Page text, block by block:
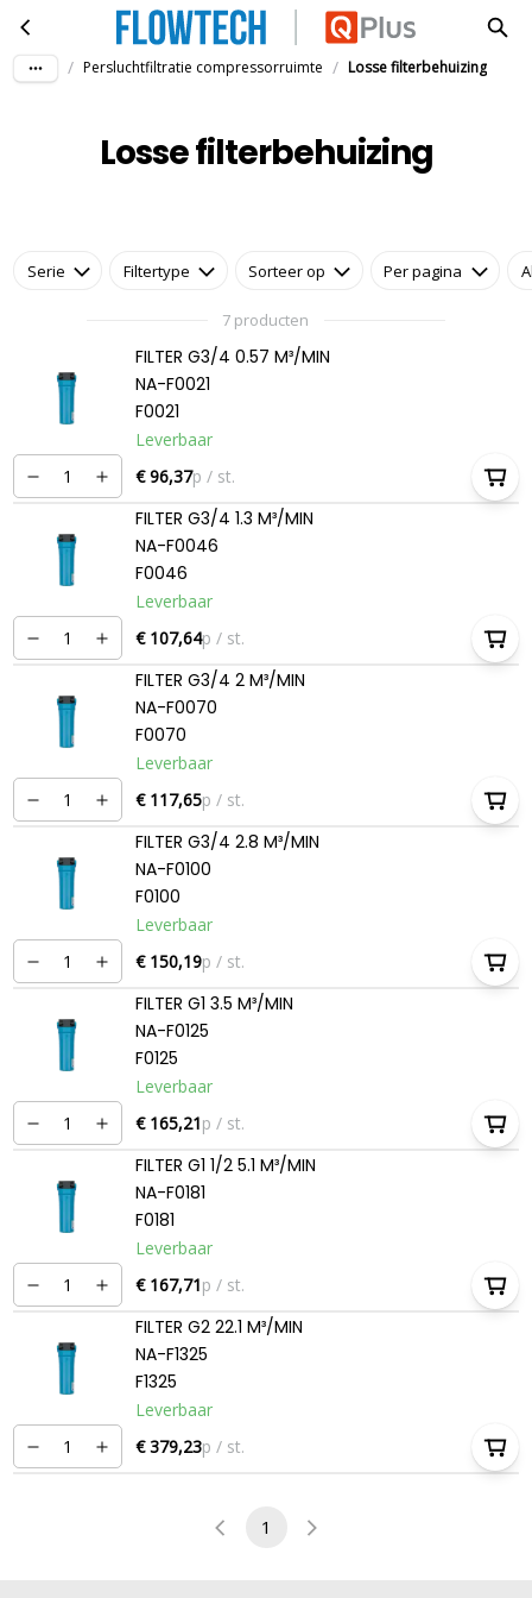
Ga naar hoofdinhoudLosse filterbehuizing
/ Persluchtfiltratie compressorruimte / Losse filterbehuizing
Losse filterbehuizing
Serie Filtertype Sorteer op Per pagina
7 producten
FILTER G3/4 0.57 M³/MIN
NA-F0021
F0021
Leverbaar
€ 96,37p / st.
FILTER G3/4 1.3 M³/MIN
NA-F0046
F0046
Leverbaar
€ 107,64p / st.
FILTER G3/4 2 M³/MIN
NA-F0070
F0070
Leverbaar
€ 117,65p / st.
FILTER G3/4 2.8 M³/MIN
NA-F0100
F0100
Leverbaar
€ 150,19p / st.
FILTER G1 3.5 M³/MIN
NA-F0125
F0125
Leverbaar
€ 165,21p / st.
FILTER G1 1/2 5.1 M³/MIN
NA-F0181
F0181
Leverbaar
€ 167,71p / st.
FILTER G2 22.1 M³/MIN
NA-F1325
F1325
Leverbaar
€ 379,23p / st.
1